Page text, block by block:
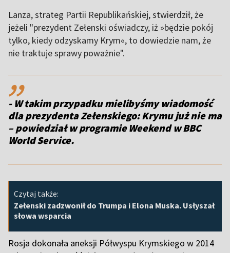
Lanza, strateg Partii Republikańskiej, stwierdził, że
jeżeli "prezydent Zełenski oświadczy, iż »będzie pokój
tylko, kiedy odzyskamy Krym«, to dowiedzie nam, że
nie traktuje sprawy poważnie".
,,
- W takim przypadku mielibyśmy wiadomość
dla prezydenta Zełenskiego: Krymu już nie ma
– powiedział w programie Weekend w BBC
World Service.
Czytaj także:
Zełenski zadzwonił do Trumpa i Elona Muska. Usłyszał
słowa wsparcia
Rosja dokonała aneksji Półwyspu Krymskiego w 2014